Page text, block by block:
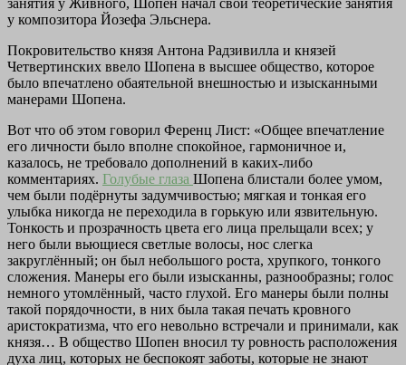
занятия у Живного, Шопен начал свои теоретические занятия
у композитора Йозефа Эльснера.
Покровительство князя Антона Радзивилла и князей
Четвертинских ввело Шопена в высшее общество, которое
было впечатлено обаятельной внешностью и изысканными
манерами Шопена.
Вот что об этом говорил Ференц Лист: «Общее впечатление
его личности было вполне спокойное, гармоничное и,
казалось, не требовало дополнений в каких-либо
комментариях. Голубые глаза Шопена блистали более умом,
чем были подёрнуты задумчивостью; мягкая и тонкая его
улыбка никогда не переходила в горькую или язвительную.
Тонкость и прозрачность цвета его лица прельщали всех; у
него были вьющиеся светлые волосы, нос слегка
закруглённый; он был небольшого роста, хрупкого, тонкого
сложения. Манеры его были изысканны, разнообразны; голос
немного утомлённый, часто глухой. Его манеры были полны
такой порядочности, в них была такая печать кровного
аристократизма, что его невольно встречали и принимали, как
князя… В общество Шопен вносил ту ровность расположения
духа лиц, которых не беспокоят заботы, которые не знают